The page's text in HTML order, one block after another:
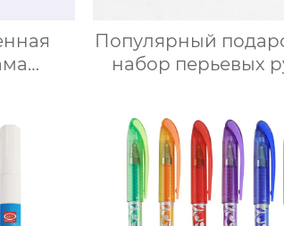
Популярный
набор перьевых